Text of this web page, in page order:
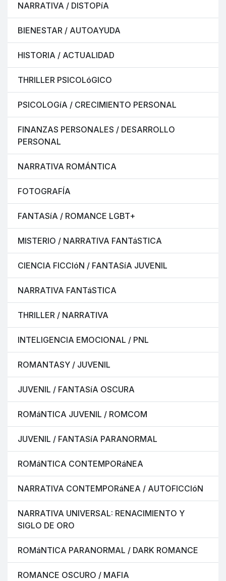
NARRATIVA / DISTOPíA
BIENESTAR / AUTOAYUDA
HISTORIA / ACTUALIDAD
THRILLER PSICOLóGICO
PSICOLOGíA / CRECIMIENTO PERSONAL
FINANZAS PERSONALES / DESARROLLO
PERSONAL
NARRATIVA ROMÁNTICA
FOTOGRAFÍA
FANTASíA / ROMANCE LGBT+
MISTERIO / NARRATIVA FANTáSTICA
CIENCIA FICCIóN / FANTASíA JUVENIL
NARRATIVA FANTáSTICA
THRILLER / NARRATIVA
INTELIGENCIA EMOCIONAL / PNL
ROMANTASY / JUVENIL
JUVENIL / FANTASíA OSCURA
ROMáNTICA JUVENIL / ROMCOM
JUVENIL / FANTASíA PARANORMAL
ROMáNTICA CONTEMPORáNEA
NARRATIVA CONTEMPORáNEA / AUTOFICCIóN
NARRATIVA UNIVERSAL: RENACIMIENTO Y
SIGLO DE ORO
ROMáNTICA PARANORMAL / DARK ROMANCE
ROMANCE OSCURO / MAFIA